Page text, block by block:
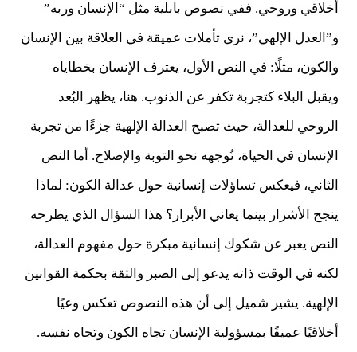
أخلاقي وروحي. ففي نصوص بابلية مثل “الإنسان وربه”
و”العدل الإلهي”، نرى تأملات عميقة في العلاقة بين الإنسان
والكون، مثلًا: في النص الأول، يعترف الإنسان بخطاياه
ويقبل البلاء كتجربة تكفر عن الذنوب. هنا، يظهر البُعد
الروحي للعدالة، حيث تصبح العدالة الإلهية جزءًا من تجربة
الإنسان في الحياة، تُوجهه نحو التوبة والإصلاح. أما النص
الثاني، فيعكس تساؤلات إنسانية حول عدالة الكون: لماذا
ينجح الأشرار بينما يعاني الأبرار؟ هذا السؤال الذي يطرحه
النص يعبر عن شكوك إنسانية مبكرة حول مفهوم العدالة،
لكنه في الوقت ذاته يدعو إلى الصبر والثقة بحكمة القوانين
الإلهية. يشير شميل إلى أن هذه النصوص تعكس وعيًا
أخلاقيًا عميقًا بمسؤولية الإنسان تجاه الكون وتجاه نفسه.